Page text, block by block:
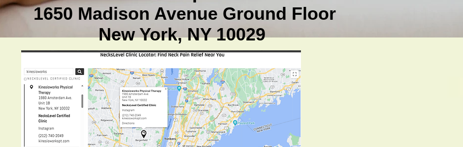
1650 Madison Avenue Ground Floor
New York, NY 10029